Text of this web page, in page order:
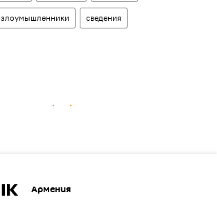
злоумышленники сведения
Армения